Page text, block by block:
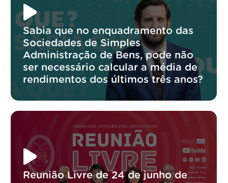
Sabia que no enquadramento das
Sociedades de Simples
Administração de Bens, pode não
ser necessário calcular a média de
rendimentos dos últimos três anos?
Reunião Livre de 24 de junho de